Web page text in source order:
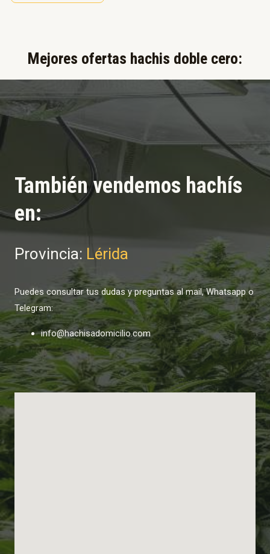
Mejores ofertas hachis doble cero:​
También vendemos hachís
en:
Provincia: Lérida
Puedes consultar tus dudas y preguntas al mail, Whatsapp o
Telegram:
info@hachisadomicilio.com